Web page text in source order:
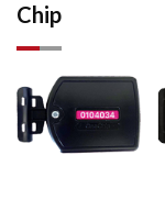
Chip